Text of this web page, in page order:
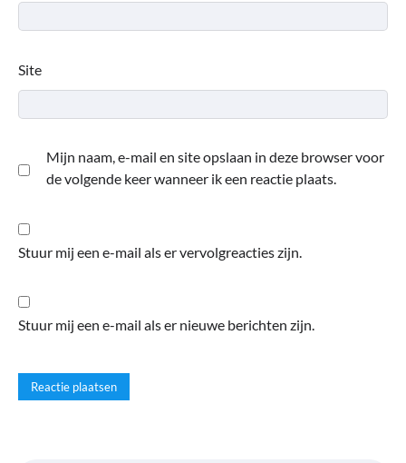
Site
Mijn naam, e-mail en site opslaan in deze browser voor
de volgende keer wanneer ik een reactie plaats.
Stuur mij een e-mail als er vervolgreacties zijn.
Stuur mij een e-mail als er nieuwe berichten zijn.